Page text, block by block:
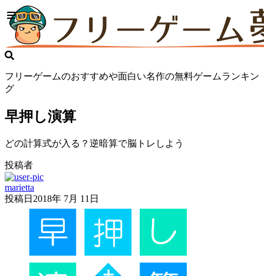
フリーゲームのおすすめや面白い名作の無料ゲームランキン
グ
早押し演算
どの計算式が入る？逆暗算で脳トレしよう
投稿者
marietta
投稿日 2018年 7月 11日